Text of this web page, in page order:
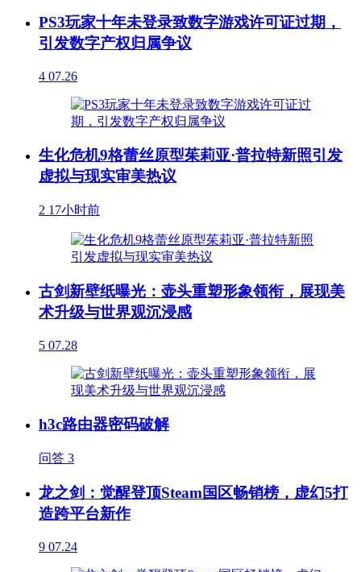
PS3玩家十年未登录致数字游戏许可证过期，
引发数字产权归属争议
4 07.26
生化危机9格蕾丝原型茱莉亚·普拉特新照引发
虚拟与现实审美热议
2 17小时前
古剑新壁纸曝光：壶头重塑形象领衔，展现美
术升级与世界观沉浸感
5 07.28
h3c路由器密码破解
问答 3
龙之剑：觉醒登顶Steam国区畅销榜，虚幻5打
造跨平台新作
9 07.24